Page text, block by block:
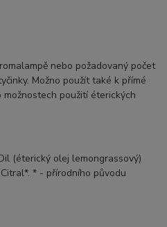
nebo požadovaný počet
Možno použít také k přímé
použití éterických
(éterický olej lemongrassový)
* - přírodního původu